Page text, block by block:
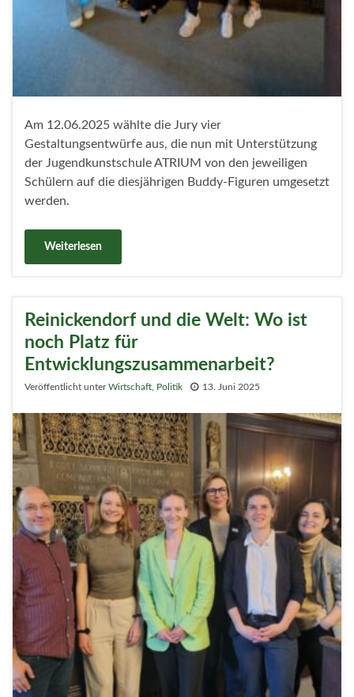
Am 12.06.2025 wählte die Jury vier
Gestaltungsentwürfe aus, die nun mit Unterstützung
der Jugendkunstschule ATRIUM von den jeweiligen
Schülern auf die diesjährigen Buddy-Figuren umgesetzt
werden.
Weiterlesen
Reinickendorf und die Welt: Wo ist
noch Platz für
Entwicklungszusammenarbeit?
Veröffentlicht unterWirtschaft Politik 13. Juni 2025